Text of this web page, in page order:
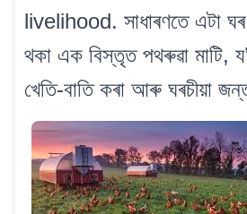
livelihood. সাধাৰণতে এটা
থকা এক বিস্তৃত পথৰুৱা মাটি,
খেতি-বাতি কৰা আৰু ঘৰচীয়া